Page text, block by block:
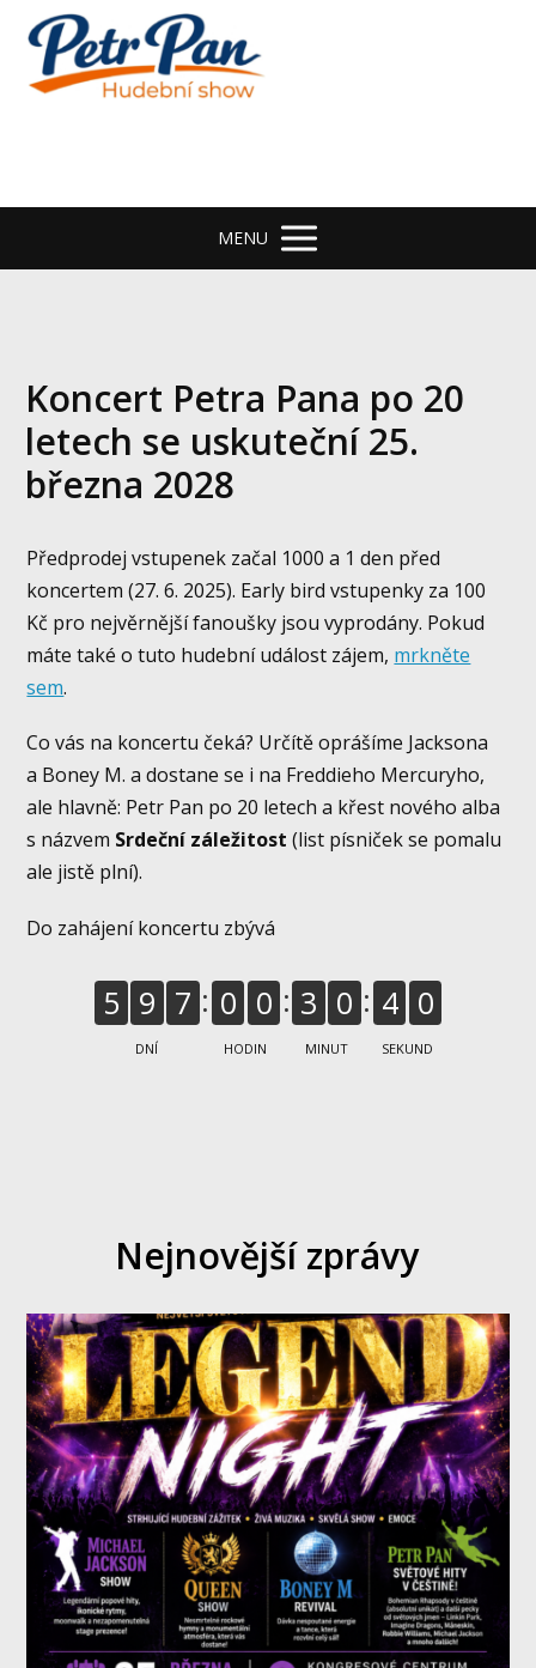
MENU
Koncert Petra Pana po 20
letech se uskuteční 25.
března 2028
Předprodej vstupenek začal 1000 a 1 den před
koncertem (27. 6. 2025). Early bird vstupenky za 100
Kč pro nejvěrnější fanoušky jsou vyprodány. Pokud
máte také o tuto hudební událost zájem, mrkněte
sem.
Co vás na koncertu čeká? Určítě oprášíme Jacksona
a Boney M. a dostane se i na Freddieho Mercuryho,
ale hlavně: Petr Pan po 20 letech a křest nového alba
s názvem Srdeční záležitost (list písniček se pomalu
ale jistě plní).
Do zahájení koncertu zbývá
5 9 7
DNÍ
0 0
HODIN
3 0
MINUT
3 9
SEKUND
Nejnovější zprávy